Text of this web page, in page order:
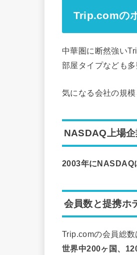
Trip.comの
中華圏に断然強い
部屋タイプなども多
気になる会社の規模
NASDAQ上場
2003年にNASDAQ
会員数と提携ホ
Trip.comの会員総
世界中200ヶ国、